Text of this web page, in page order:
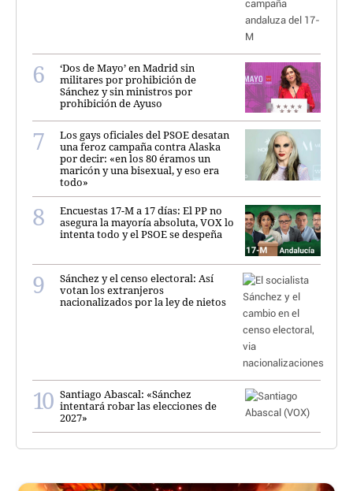
‘Dos de Mayo’ en Madrid sin
militares por prohibición de
Sánchez y sin ministros por
prohibición de Ayuso
Los gays oficiales del PSOE desatan
una feroz campaña contra Alaska
por decir: «en los 80 éramos un
maricón y una bisexual, y eso era
todo»
Encuestas 17-M a 17 días: El PP no
asegura la mayoría absoluta, VOX lo
intenta todo y el PSOE se despeña
Sánchez y el censo electoral: Así
votan los extranjeros
nacionalizados por la ley de nietos
Santiago Abascal: «Sánchez
intentará robar las elecciones de
2027»